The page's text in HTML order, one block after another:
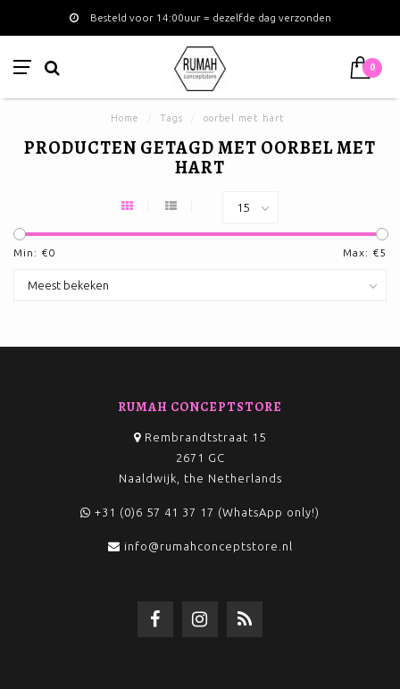
Besteld voor 14:00uur = dezelfde dag verzonden
0
Home Tags oorbel met hart
PRODUCTEN GETAGD MET OORBEL MET
HART
Min: €0 Max: €5
RUMAH CONCEPTSTORE
Rembrandtstraat 15
2671 GC
Naaldwijk, the Netherlands
+31 (0)6 57 41 37 17 (WhatsApp only!)
info@rumahconceptstore.nl